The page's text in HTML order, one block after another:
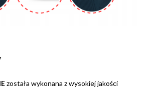
została wykonana z wysokiej jakości